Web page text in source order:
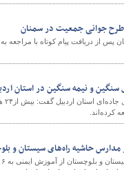
طرح جوانی جمعیت در سمنان
از دریافت پیام کوتاه با مراجعه
کرده‌اند.